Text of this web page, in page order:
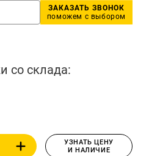
ЗАКАЗАТЬ ЗВОНОК
поможем с выбором
со склада:
УЗНАТЬ ЦЕНУ
И НАЛИЧИЕ